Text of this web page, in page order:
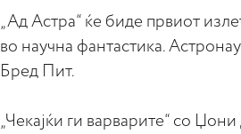
„Ад Астра“ ќе биде првиот
во научна фантастика.
Бред Пит.
„Чекајќи ги варварите“ со